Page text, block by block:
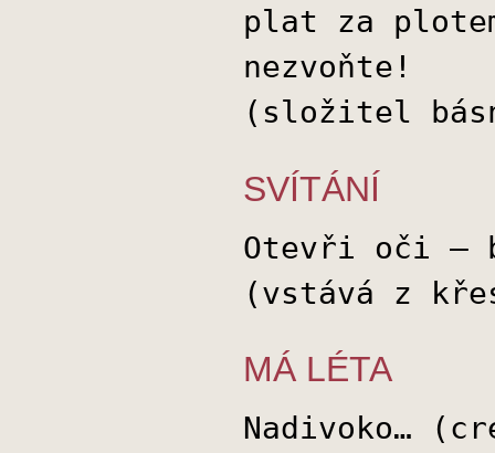
plat za
nezvoňte!
(složitel
SVÍTÁNÍ
Otevři oči –
(vstává z
MÁ LÉTA
Nadivoko…